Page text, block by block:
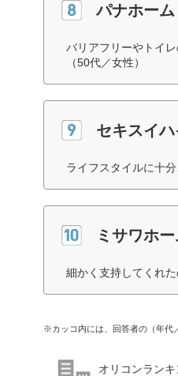
パナホーム
バリアフリーやトイ
（50代／女性）
セキスイハ
ライフスタイルに十
ミサワホー
細かく支持してくれ
※カッコ内には、回答者の（年代
オリコンラン